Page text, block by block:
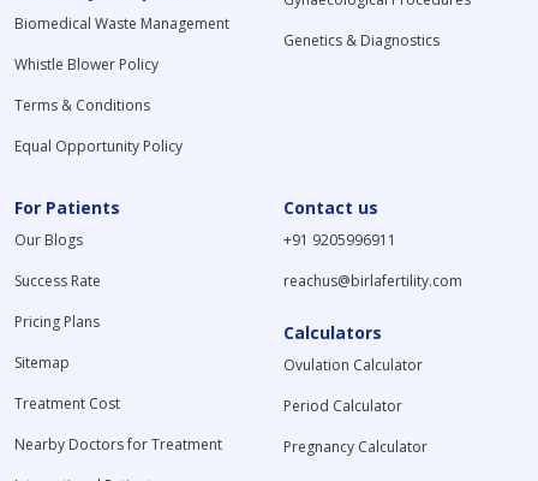
Biomedical Waste Management
Whistle Blower Policy
Terms & Conditions
Equal Opportunity Policy
Genetics & Diagnostics
For Patients
Our Blogs
Success Rate
Pricing Plans
Sitemap
Treatment Cost
Nearby Doctors for Treatment
Contact us
+91 9205996911
reachus@birlafertility.com
Calculators
Ovulation Calculator
Period Calculator
Pregnancy Calculator